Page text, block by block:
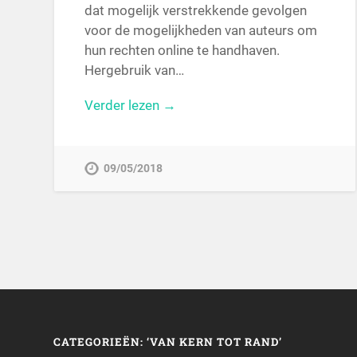
dat mogelijk verstrekkende gevolgen
voor de mogelijkheden van auteurs om
hun rechten online te handhaven.
Hergebruik van…
Verder lezen →
09/05/2018
CATEGORIEËN: ‘VAN KERN TOT RAND’